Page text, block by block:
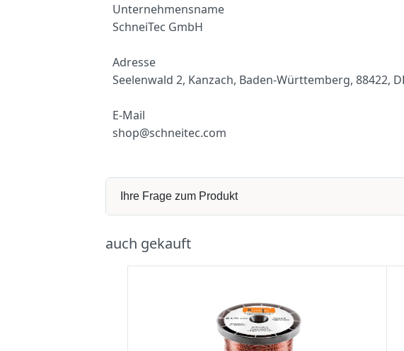
Unternehmensname
SchneiTec GmbH
Adresse
Seelenwald 2, Kanzach, Baden-Württemberg, 88422,
E-Mail
shop@schneitec.com
Ihre Frage zum Produkt
auch gekauft